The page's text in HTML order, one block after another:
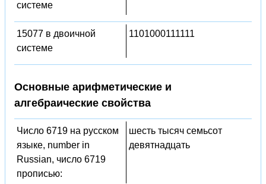
системе
15077 в двоичной
системе
1101000111111
Основные арифметические и
алгебраические свойства
Число 6719 на русском
языке, number in
Russian, число 6719
прописью:
шесть тысяч семьсот
девятнадцать